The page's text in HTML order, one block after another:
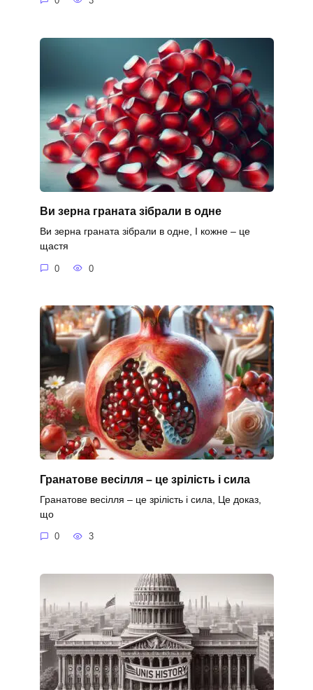
Ви зерна граната зібрали в одне
Ви зерна граната зібрали в одне, І кожне – це
щастя
0 0
Гранатове весілля – це зрілість і сила
Гранатове весілля – це зрілість і сила, Це доказ,
що
0 3